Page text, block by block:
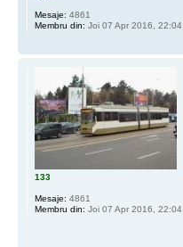
Mesaje: 4861
Membru din: Joi 07 Apr 2016, 22:04
133
Mesaje: 4861
Membru din: Joi 07 Apr 2016, 22:04